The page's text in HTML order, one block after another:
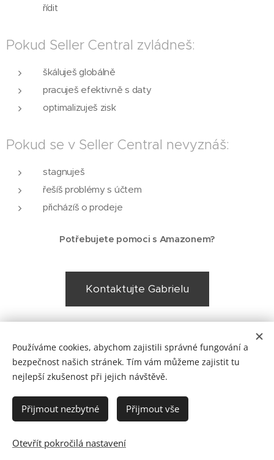
řídit
Pokud Seller Central zvládneš:
škáluješ globálně
pracuješ efektivně s daty
optimalizuješ zisk
Pokud se v Seller Central nevyznáš:
stagnuješ
řešíš problémy s účtem
přicházíš o prodeje
Potřebujete pomoci s Amazonem?
Kontaktujte Gabrielu
© 2026 Jaknaamazon.cz
Obsah těchto stránek je chráněn autorským právem.
Cookies
Používáme cookies, abychom zajistili správné fungování a
bezpečnost našich stránek. Tím vám můžeme zajistit tu
nejlepší zkušenost při jejich návštěvě.
Přijmout nezbytné Přijmout vše
Otevřít pokročilá nastavení